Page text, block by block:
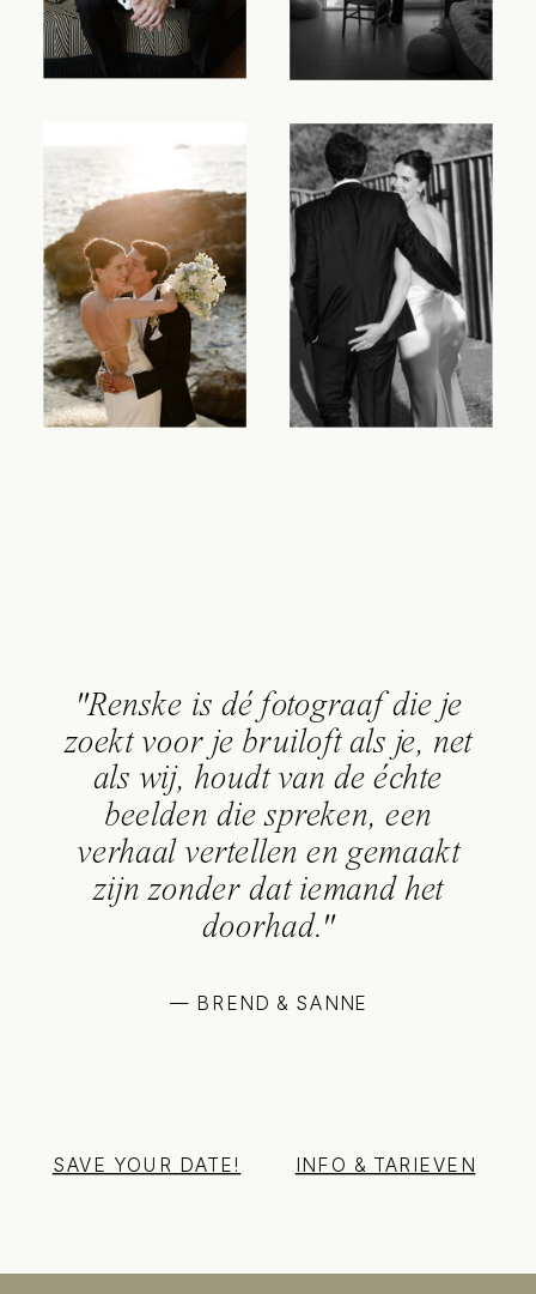
"Renske is dé fotograaf die je
zoekt voor je bruiloft als je, net
als wij, houdt van de échte
beelden die spreken, een
verhaal vertellen en gemaakt
zijn zonder dat iemand het
doorhad."
— BREND & SANNE
SAVE YOUR DATE! INFO & TARIEVEN